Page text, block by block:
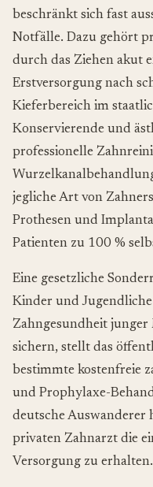
beschränkt sich fast
Notfälle. Dazu gehört
durch das Ziehen akut
Erstversorgung nach
Kieferbereich im
Konservierende und
professionelle
jegliche Art von
Prothesen und
Patienten zu 100 %
Eine gesetzliche
Kinder und
Zahngesundheit junger
sichern, stellt das
bestimmte kostenfreie
und Prophylaxe-
deutsche Auswanderer
privaten Zahnarzt die
Versorgung zu erhalten.